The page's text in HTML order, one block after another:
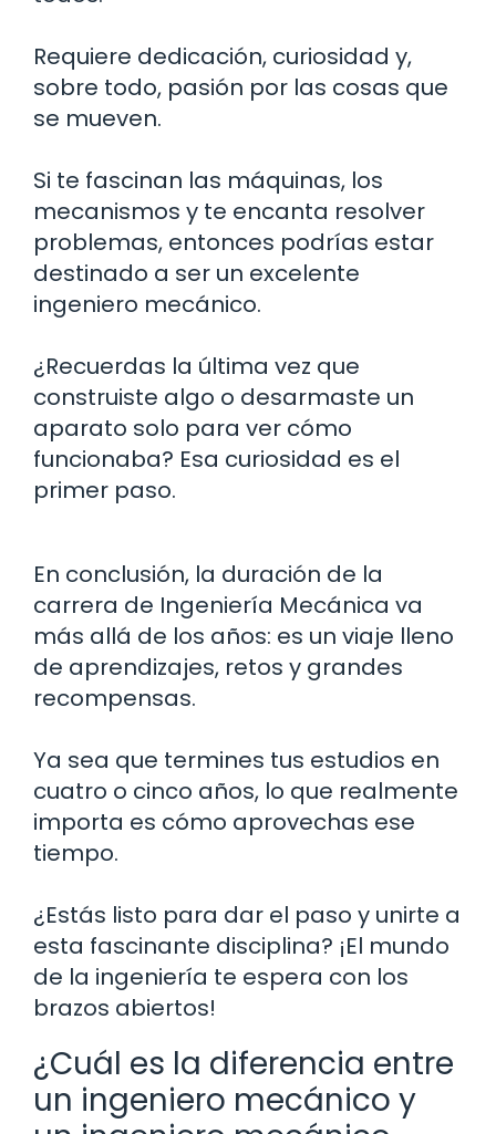
Requiere dedicación, curiosidad y,
sobre todo, pasión por las cosas que
se mueven.
Si te fascinan las máquinas, los
mecanismos y te encanta resolver
problemas, entonces podrías estar
destinado a ser un excelente
ingeniero mecánico.
¿Recuerdas la última vez que
construiste algo o desarmaste un
aparato solo para ver cómo
funcionaba? Esa curiosidad es el
primer paso.
En conclusión, la duración de la
carrera de Ingeniería Mecánica va
más allá de los años: es un viaje lleno
de aprendizajes, retos y grandes
recompensas.
Ya sea que termines tus estudios en
cuatro o cinco años, lo que realmente
importa es cómo aprovechas ese
tiempo.
¿Estás listo para dar el paso y unirte a
esta fascinante disciplina? ¡El mundo
de la ingeniería te espera con los
brazos abiertos!
¿Cuál es la diferencia entre
un ingeniero mecánico y